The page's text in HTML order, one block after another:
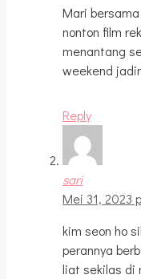
Mari
nonton film
menantang
weekend
Reply
sari
Mei 31, 2023
kim seon ho
perannya
liat sekilas di